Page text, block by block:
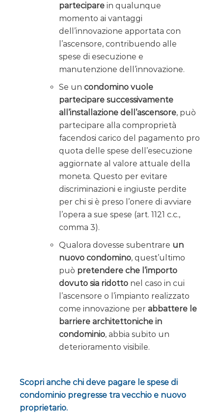
partecipare in qualunque
momento ai vantaggi
dell’innovazione apportata con
l’ascensore, contribuendo alle
spese di esecuzione e
manutenzione dell’innovazione.
Se un condomino vuole
partecipare successivamente
all’installazione dell’ascensore, può
partecipare alla comproprietà
facendosi carico del pagamento pro
quota delle spese dell’esecuzione
aggiornate al valore attuale della
moneta. Questo per evitare
discriminazioni e ingiuste perdite
per chi si è preso l’onere di avviare
l’opera a sue spese (art. 1121 c.c.,
comma 3).
Qualora dovesse subentrare un
nuovo condomino, quest’ultimo
può pretendere che l’importo
dovuto sia ridotto nel caso in cui
l’ascensore o l’impianto realizzato
come innovazione per abbattere le
barriere architettoniche in
condominio, abbia subito un
deterioramento visibile.
Scopri anche chi deve pagare le spese di
condominio pregresse tra vecchio e nuovo
proprietario.